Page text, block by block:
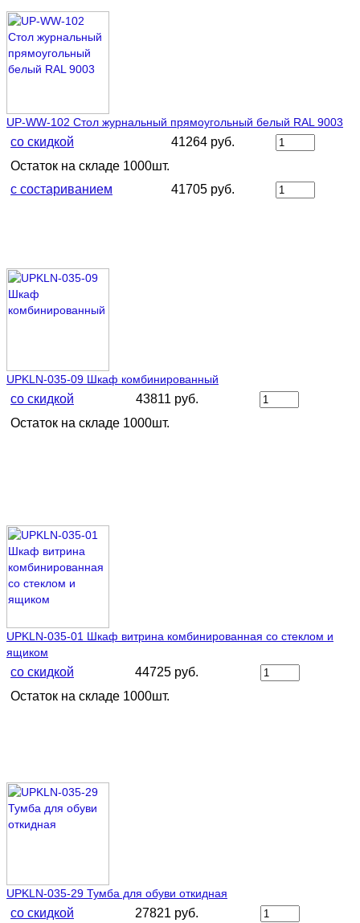
UP-WW-102 Стол журнальный прямоугольный белый RAL 9003
со скидкой
41264 руб.
Остаток на складе 1000шт.
с состариванием
41705 руб.
UPKLN-035-09 Шкаф комбинированный
со скидкой
43811 руб.
Остаток на складе 1000шт.
UPKLN-035-01 Шкaф витрина комбинированная со стеклом и
ящиком
со скидкой
44725 руб.
Остаток на складе 1000шт.
UPKLN-035-29 Тумба для обуви откидная
со скидкой 27821 руб.